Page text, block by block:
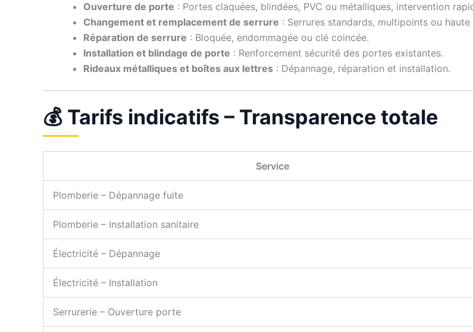
Ouverture de porte : Portes claquées, blindées, PVC ou métalliques, intervention
Changement et remplacement de serrure : Serrures standards, multipoints ou haute
Réparation de serrure : Bloquée, endommagée ou clé coincée.
Installation et blindage de porte : Renforcement sécurité des portes existantes.
Rideaux métalliques et boîtes aux lettres : Dépannage, réparation et installation.
💰 Tarifs indicatifs – Transparence totale
Service
Plomberie – Dépannage fuite
Plomberie – Installation sanitaire
Électricité – Dépannage
Électricité – Installation
Serrurerie – Ouverture porte